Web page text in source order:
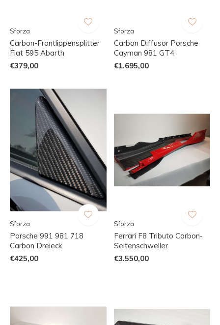
Sforza
Carbon-Frontlippensplitter
Fiat 595 Abarth
€379,00
Sforza
Carbon Diffusor Porsche
Cayman 981 GT4
€1.695,00
Sforza
Porsche 991 981 718
Carbon Dreieck
€425,00
Sforza
Ferrari F8 Tributo Carbon-
Seitenschweller
€3.550,00